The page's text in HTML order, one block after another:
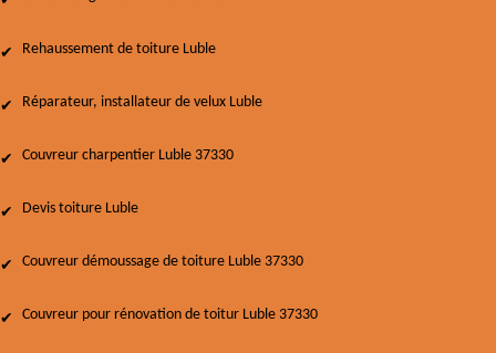
Rehaussement de toiture Luble
Réparateur, installateur de velux Luble
Couvreur charpentier Luble 37330
Devis toiture Luble
Couvreur démoussage de toiture Luble 37330
Couvreur pour rénovation de toitur Luble 37330